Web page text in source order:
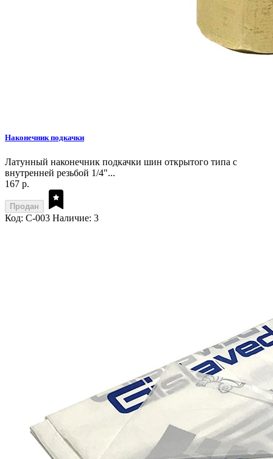
Наконечник подкачки
Латунный наконечник подкачки шин открытого типа с
внутренней резьбой 1/4"...
167 р.
Продан
Код: C-003 Наличие: 3